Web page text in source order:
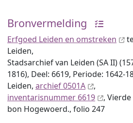
Bronvermelding
Erfgoed Leiden en omstreken
Leiden,
Stadsarchief van Leiden (SA II)
1816), Deel: 6619, Periode: 1642-
Leiden, archief 0501A
,
inventaris­num­mer 6619
,
bon Hogewoerd., folio 247